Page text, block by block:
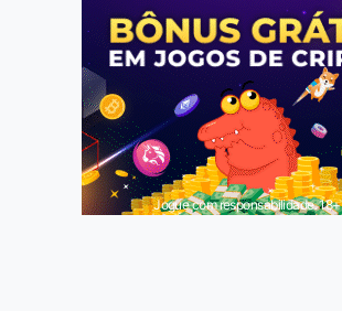
Jogue com responsabilidade. 18+